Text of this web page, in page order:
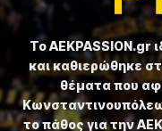
Το ⁦AEKPASSION.gr⁩
και καθιερώθηκε
θέματα που
το πάθος για την